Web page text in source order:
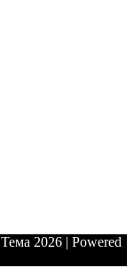
Тема 2026 | Powered